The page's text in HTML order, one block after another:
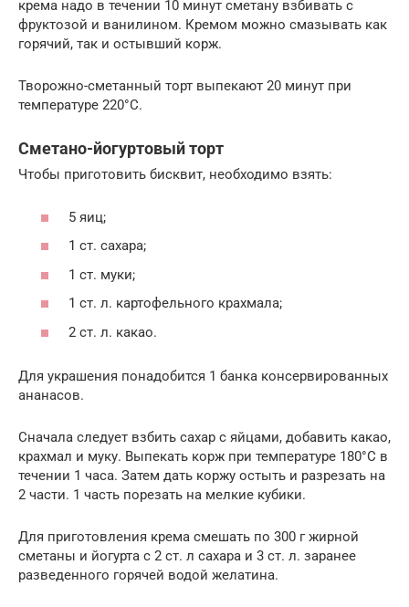
крема надо в течении 10 минут сметану взбивать с
фруктозой и ванилином. Кремом можно смазывать как
горячий, так и остывший корж.
Творожно-сметанный торт выпекают 20 минут при
температуре 220°С.
Сметано-йогуртовый торт
Чтобы приготовить бисквит, необходимо взять:
5 яиц;
1 ст. сахара;
1 ст. муки;
1 ст. л. картофельного крахмала;
2 ст. л. какао.
Для украшения понадобится 1 банка консервированных
ананасов.
Сначала следует взбить сахар с яйцами, добавить какао,
крахмал и муку. Выпекать корж при температуре 180°С в
течении 1 часа. Затем дать коржу остыть и разрезать на
2 части. 1 часть порезать на мелкие кубики.
Для приготовления крема смешать по 300 г жирной
сметаны и йогурта с 2 ст. л сахара и 3 ст. л. заранее
разведенного горячей водой желатина.